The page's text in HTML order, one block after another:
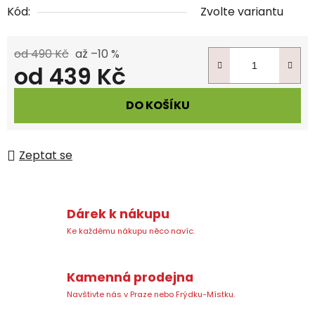
Kód:
Zvolte variantu
od 490 Kč až –10 %
od 439 Kč
DO KOŠÍKU
Zeptat se
Dárek k nákupu
Ke každému nákupu něco navíc.
Kamenná prodejna
Navštivte nás v Praze nebo Frýdku-Místku.